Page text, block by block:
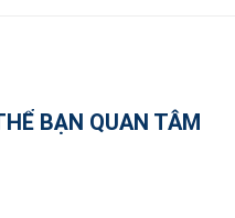
BẠN QUAN TÂM